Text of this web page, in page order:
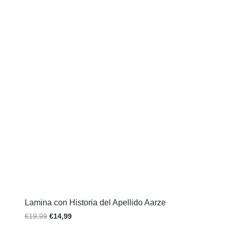
Lamina con Historia del Apellido Aarze
€19,99 €14,99